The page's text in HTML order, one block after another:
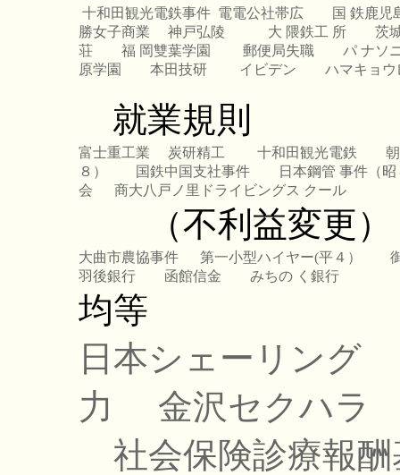
十和田観光電鉄事件 電電公社帯広
国 鉄鹿児
勝女子商業
神戸弘陵 大 隈鉄工 所
茨
荘
福 岡雙葉学園 郵便局失職
パ ナソ
原学園
本田技研 イビデン ハマキョウ
就業規則
富士重工業 炭研精工 十和田観光電鉄
８）
国鉄中国支社事件
日本鋼管 事件（昭
会
商大八戸ノ里ドライビングス クール
（不利益変更）
大曲市農協事件 第一小型ハイヤー(平４）
羽後銀行
函館信金 みちの く銀行
均等
日本シェーリング
力
金沢セクハラ
社会保険診療報